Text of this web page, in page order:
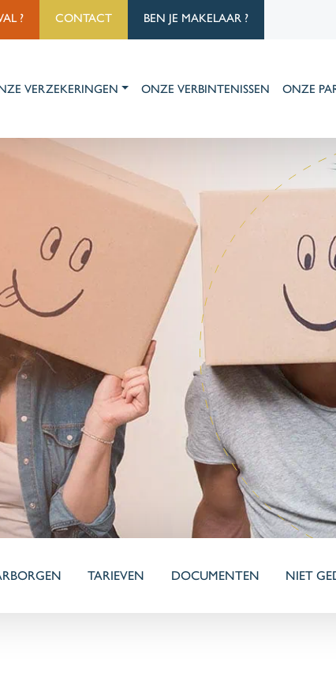
? CONTACT BEN JE MAKELAAR ?
VERZEKERINGEN ONZE VERBINTENISSEN ONZE
TARIEVEN DOCUMENTEN NIET